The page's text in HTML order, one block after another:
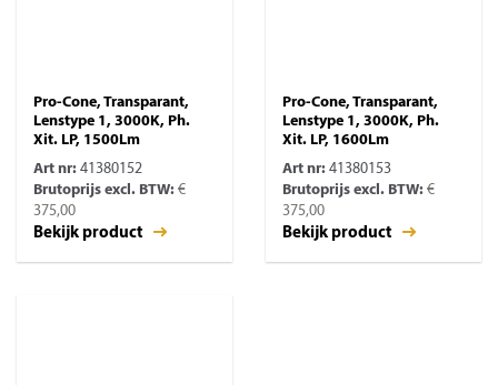
Pro-Cone, Transparant,
Lenstype 1, 3000K, Ph.
Xit. LP, 1500Lm
Art nr: 41380152
Brutoprijs excl. BTW: €
375,00
Bekijk product
Pro-Cone, Transparant,
Lenstype 1, 3000K, Ph.
Xit. LP, 1600Lm
Art nr: 41380153
Brutoprijs excl. BTW: €
375,00
Bekijk product